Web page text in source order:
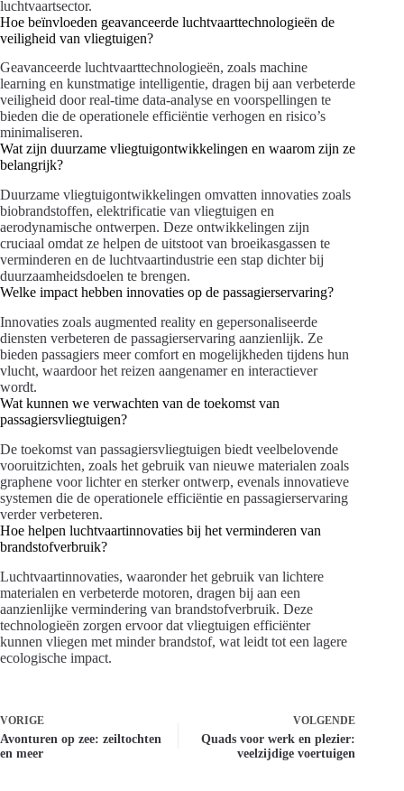
luchtvaartsector.
Hoe beïnvloeden geavanceerde luchtvaarttechnologieën de
veiligheid van vliegtuigen?
Geavanceerde luchtvaarttechnologieën, zoals machine
learning en kunstmatige intelligentie, dragen bij aan verbeterde
veiligheid door real-time data-analyse en voorspellingen te
bieden die de operationele efficiëntie verhogen en risico’s
minimaliseren.
Wat zijn duurzame vliegtuigontwikkelingen en waarom zijn ze
belangrijk?
Duurzame vliegtuigontwikkelingen omvatten innovaties zoals
biobrandstoffen, elektrificatie van vliegtuigen en
aerodynamische ontwerpen. Deze ontwikkelingen zijn
cruciaal omdat ze helpen de uitstoot van broeikasgassen te
verminderen en de luchtvaartindustrie een stap dichter bij
duurzaamheidsdoelen te brengen.
Welke impact hebben innovaties op de passagierservaring?
Innovaties zoals augmented reality en gepersonaliseerde
diensten verbeteren de passagierservaring aanzienlijk. Ze
bieden passagiers meer comfort en mogelijkheden tijdens hun
vlucht, waardoor het reizen aangenamer en interactiever
wordt.
Wat kunnen we verwachten van de toekomst van
passagiersvliegtuigen?
De toekomst van passagiersvliegtuigen biedt veelbelovende
vooruitzichten, zoals het gebruik van nieuwe materialen zoals
graphene voor lichter en sterker ontwerp, evenals innovatieve
systemen die de operationele efficiëntie en passagierservaring
verder verbeteren.
Hoe helpen luchtvaartinnovaties bij het verminderen van
brandstofverbruik?
Luchtvaartinnovaties, waaronder het gebruik van lichtere
materialen en verbeterde motoren, dragen bij aan een
aanzienlijke vermindering van brandstofverbruik. Deze
technologieën zorgen ervoor dat vliegtuigen efficiënter
kunnen vliegen met minder brandstof, wat leidt tot een lagere
ecologische impact.
VORIGE
Avonturen op zee: zeiltochten
en meer
VOLGENDE
Quads voor werk en plezier:
veelzijdige voertuigen